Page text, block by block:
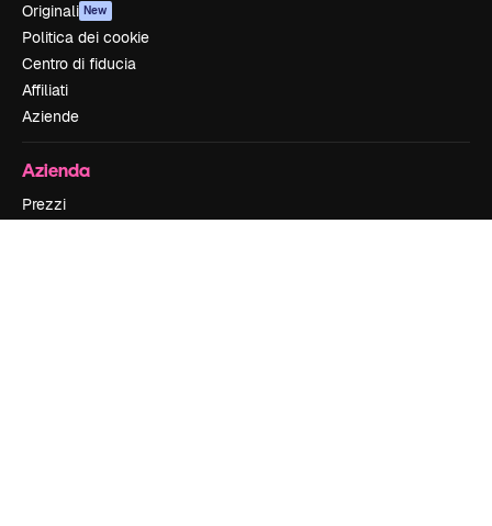
Originali New
Politica dei cookie
Centro di fiducia
Affiliati
Aziende
Azienda
Prezzi